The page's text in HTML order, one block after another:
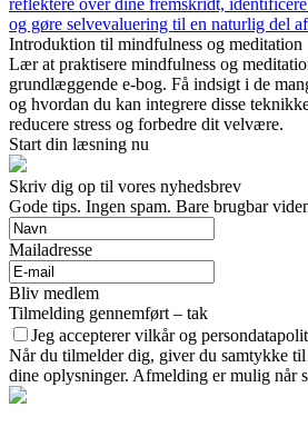
reflektere over dine fremskridt,
og gøre selvevaluering til en naturlig del
Introduktion til mindfulness og meditation
Lær at praktisere mindfulness og
grundlæggende e-bog. Få indsigt i de
og hvordan du kan integrere disse
reducere stress og forbedre dit velvære.
Start din læsning nu
Skriv dig op til vores nyhedsbrev
Gode tips. Ingen spam. Bare brugbar
Mailadresse
Bliv medlem
Tilmelding gennemført – tak
Jeg accepterer vilkår og
Når du tilmelder dig, giver du samtykke
dine oplysninger. Afmelding er mulig når